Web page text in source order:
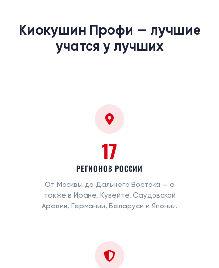
Киокушин Профи — лучшие
учатся у лучших
17
РЕГИОНОВ РОССИИ
От Москвы до Дальнего Востока — а
также в Иране, Кувейте, Саудовской
Аравии, Германии, Беларуси и Японии.